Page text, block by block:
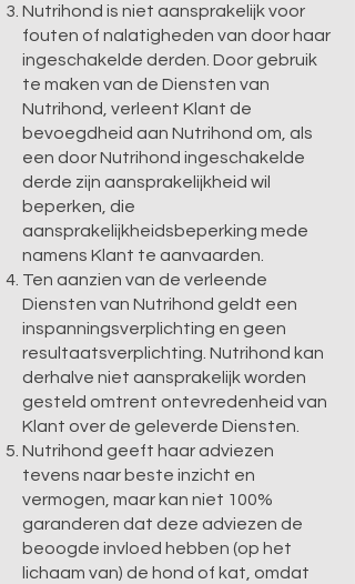
Nutrihond is niet aansprakelijk voor
fouten of nalatigheden van door haar
ingeschakelde derden. Door gebruik
te maken van de Diensten van
Nutrihond, verleent Klant de
bevoegdheid aan Nutrihond om, als
een door Nutrihond ingeschakelde
derde zijn aansprakelijkheid wil
beperken, die
aansprakelijkheidsbeperking mede
namens Klant te aanvaarden.
Ten aanzien van de verleende
Diensten van Nutrihond geldt een
inspanningsverplichting en geen
resultaatsverplichting. Nutrihond kan
derhalve niet aansprakelijk worden
gesteld omtrent ontevredenheid van
Klant over de geleverde Diensten.
Nutrihond geeft haar adviezen
tevens naar beste inzicht en
vermogen, maar kan niet 100%
garanderen dat deze adviezen de
beoogde invloed hebben (op het
lichaam van) de hond of kat, omdat